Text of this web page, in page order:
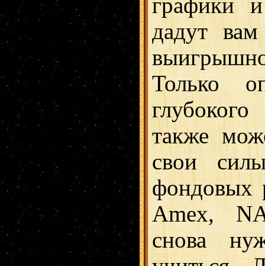
графики
дадут вам
Только
также
свои
фондовых
Amex,
снова